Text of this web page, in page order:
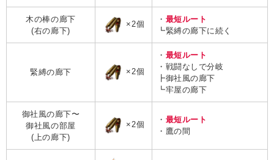
木の棒の廊下
(右の廊下)
×2個
・ 最短ルート
┗緊縛の廊下に続く
緊縛の廊下 ×2個
・ 最短ルート
・戦闘なしで分岐
┣御社風の廊下
┗牢屋の廊下
御社風の廊下〜
御社風の部屋
(上の廊下)
×2個
・ 最短ルート
・鷹の間